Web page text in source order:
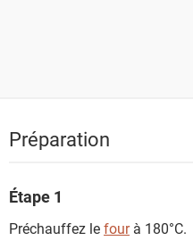
Préparation
Étape 1
Préchauffez lefourà 180°C.